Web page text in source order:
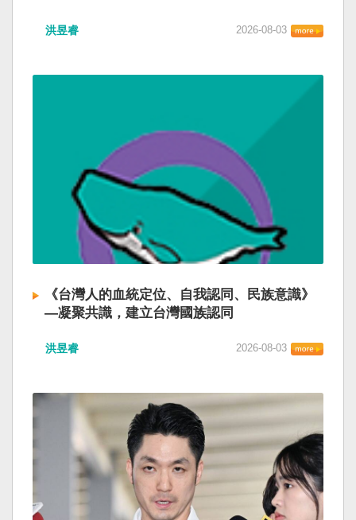
洪昱睿 2026-08-03
《台灣人的血統定位、自我認同、民族意識》
—凝聚共識，建立台灣國族認同
洪昱睿 2026-08-03